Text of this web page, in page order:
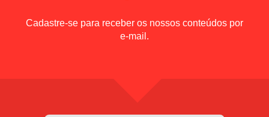
Cadastre-se para receber os nossos conteúdos por
e-mail.